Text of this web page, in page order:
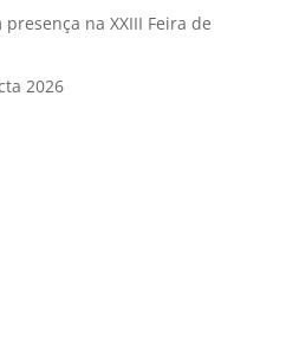
na XXIII Feira de
2026